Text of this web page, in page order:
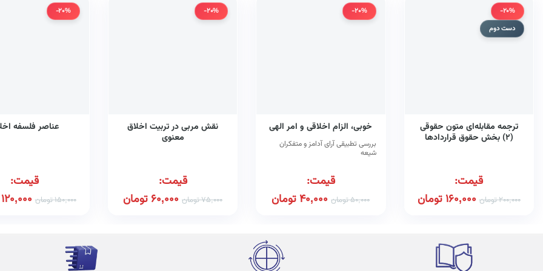
-20%
دست دوم
ترجمه مقابله‌ای متون حقوقی
(۲) بخش حقوق قراردادها
قیمت:
200,000تومان 160,000تومان
-20%
خوبی، الزام اخلاقی و امر الهی
بررسی تطبیقی آرای آدامز و متفکران
شیعه
قیمت:
50,000تومان 40,000تومان
-20%
نقش مربی در تربیت اخلاق
معنوی
قیمت:
75,000تومان 60,000 تومان
-20%
عناصر فلسفه
قیمت:
150,000تومان 120,000